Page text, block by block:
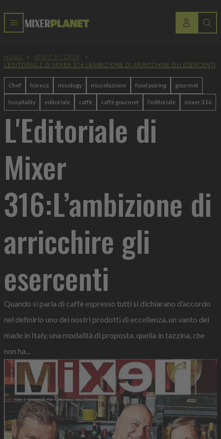
HOME > SPIRIT BY DROP
>
L'EDITORIALE DI MIXER 316:L’AMBIZIONE DI ARRICCHIRE GLI ESERCENTI
Chef horeca mixology miscelazione food pairing gourmet
hospitality editoriale caffè caffè gourmet l'editoriale mixer 316
L'Editoriale di
Mixer
316:L’ambizione di
arricchire gli
esercenti
Quando si parla di caffè espresso tutti si dichiarano d’accordo
nel definirlo uno dei nostri prodotti di eccellenza, un vanto del
made in Italy, una modalità di proposta, quella in tazzina, che
non ha...